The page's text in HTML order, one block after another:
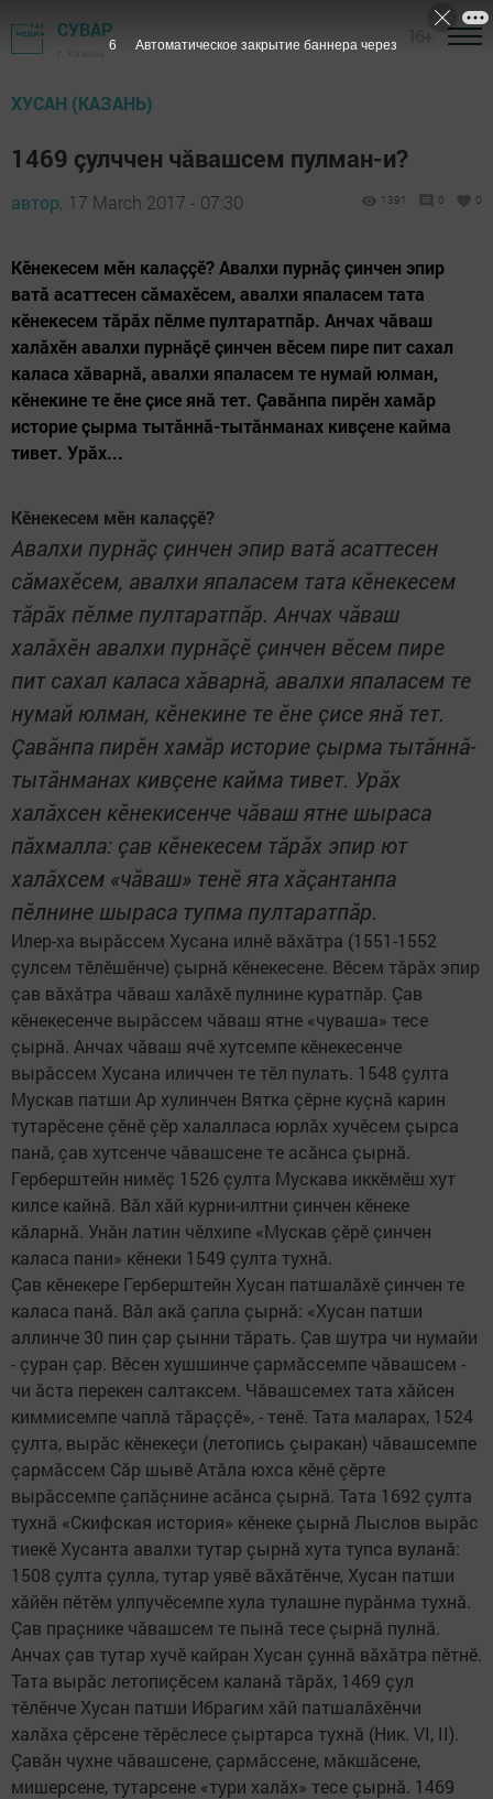
СУВАР
ХУСАН (КАЗАНЬ)
1469 çулччен чăвашсем пулман-и?
автор, 17 March 2017 - 07:30 1391 0 0
Кӗнекесем мӗн калаççӗ? Авалхи пурнăç çинчен эпир
ватă асаттесен сăмахӗсем, авалхи япаласем тата
кӗнекесем тăрăх пӗлме пултаратпăр. Анчах чăваш
халăхӗн авалхи пурнăçӗ çинчен вӗсем пире пит сахал
каласа хăварнă, авалхи япаласем те нумай юлман,
кӗнекине те ӗне çисе янă тет. Çавăнпа пирӗн хамăр
историе çырма тытăннă-тытăнманах кивçене кайма
тивет. Урăх...
Кӗнекесем мӗн калаççӗ?
Авалхи пурнăç çинчен эпир ватă асаттесен
сăмахӗсем, авалхи япаласем тата кӗнекесем
тăрăх пӗлме пултаратпăр. Анчах чăваш
халăхӗн авалхи пурнăçӗ çинчен вӗсем пире
пит сахал каласа хăварнă, авалхи япаласем те
нумай юлман, кӗнекине те ӗне çисе янă тет.
Çавăнпа пирӗн хамăр историе çырма тытăннă-
тытăнманах кивçене кайма тивет. Урăх
халăхсен кӗнекисенче чăваш ятне шыраса
пăхмалла: çав кӗнекесем тăрăх эпир ют
халăхсем «чăваш» тенӗ ята хăçантанпа
пӗлнине шыраса тупма пултаратпăр.
Илер-ха вырăссем Хусана илнӗ вă­хăтра (1551-1552
çулсем тӗлӗшӗнче) çырнă кӗнекесене. Вӗсем тăрăх эпир
çав вăхăтра чăваш халăхӗ пулнине куратпăр. Çав
кӗнекесенче вырăссем чăваш ятне «чуваша» тесе
çырнă. Анчах чăваш ячӗ хутсемпе кӗнекесенче
вырăссем Хусана иличчен те тӗл пулать. 1548 çулта
Мускав патши Ар хулинчен Вятка çӗрне куçнă карин
тутарӗсене çӗнӗ çӗр халалласа юрлăх хучӗсем çырса
панă, çав хутсенче чăвашсене те асăнса çырнă.
Герберштейн нимӗç 1526 çулта Мускава иккӗмӗш хут
килсе кайнă. Вăл хăй курни-илтни çинчен кӗнеке
кăларнă. Унăн латин чӗлхипе «Мускав çӗрӗ çинчен
каласа пани» кӗнеки 1549 çулта тухнă.
Çав кӗнекере Герберштейн Хусан патшалăхӗ çинчен те
каласа панă. Вăл акă çапла çырнă: «Хусан патши
аллинче 30 пин çар çынни тăрать. Çав шутра чи нумайи
- çуран çар. Вӗсен хушшинче çармăссемпе чăвашсем -
чи ăста перекен салтаксем. Чăвашсемех тата хăйсен
киммисемпе чаплă тăраççӗ», - тенӗ. Тата маларах, 1524
çулта, вырăс кӗнекеçи (летопись çыракан) чăвашсемпе
çармăссем Сăр шывӗ Атăла юхса кӗнӗ çӗрте
вырăссемпе çапăçнине асăнса çырнă. Тата 1692 çулта
тухнă «Скифская история» кӗнеке çырнă Лыслов вырăс
тиекӗ Хусанта авалхи тутар çырнă хута тупса вуланă:
1508 çулта çулла, тутар уявӗ вăхăтӗнче, Хусан патши
хăйӗн пӗтӗм улпучӗсемпе хула тулашне пурăнма тухнă.
Çав праçнике чăвашсем те пынă тесе çырнă пулнă.
Анчах çав тутар хучӗ кайран Хусан çуннă вăхăтра пӗтнӗ.
Тата вырăс летопиçӗсем каланă тăрăх, 1469 çул
тӗлӗнче Хусан патши Ибрагим хăй патшалăхӗнчи
халăха çӗрсене тӗрӗслесе çыртарса тухнă (Ник. VI, II).
Çавăн чухне чăвашсене, çармăссене, мăкшăсене,
мишерсене, тутарсене «тури халăх» тесе çырнă. 1469
5 Автоматическое закрытие баннера через